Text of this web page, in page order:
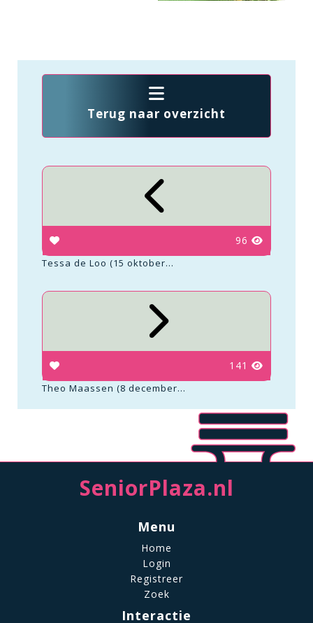
Terug naar overzicht
96
Tessa de Loo (15 oktober...
141
Theo Maassen (8 december...
SeniorPlaza.nl
Menu
Home
Login
Registreer
Zoek
Interactie